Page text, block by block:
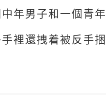
年男子和一個青
裡還拽着被反手